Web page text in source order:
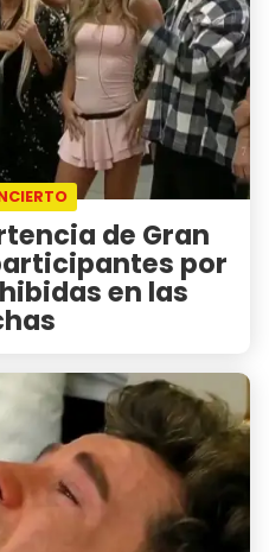
de Gran
por
en las